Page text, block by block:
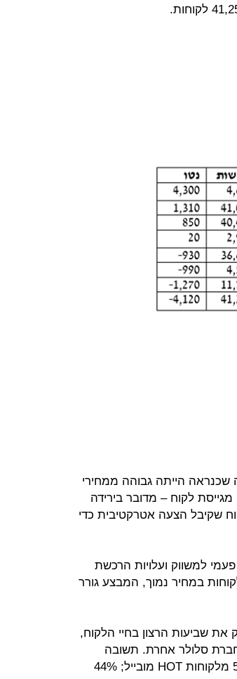
הייתה גבוהה ממחירי
לקוח – מדובר בירידה
שקיבל הצעה אטרקטיבית כדי
למשווק ועלויות הרכשת
במחיר נמוך, המבצע גורר
שביעות הרצון בחיי הלקוח,
סלולר אחרת. תשובה
חיובית התקבלה על ידי 58% מלקוחות סלקום; 50% מלקוחות HOT מובייל; 44%